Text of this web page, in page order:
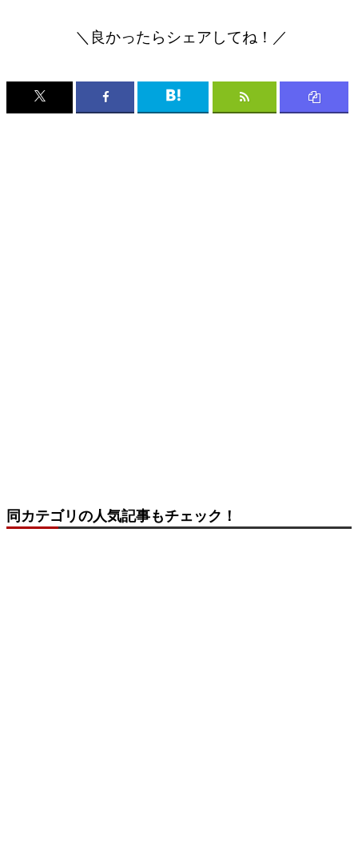
＼良かったらシェアしてね！／
同カテゴリの人気記事もチェック！